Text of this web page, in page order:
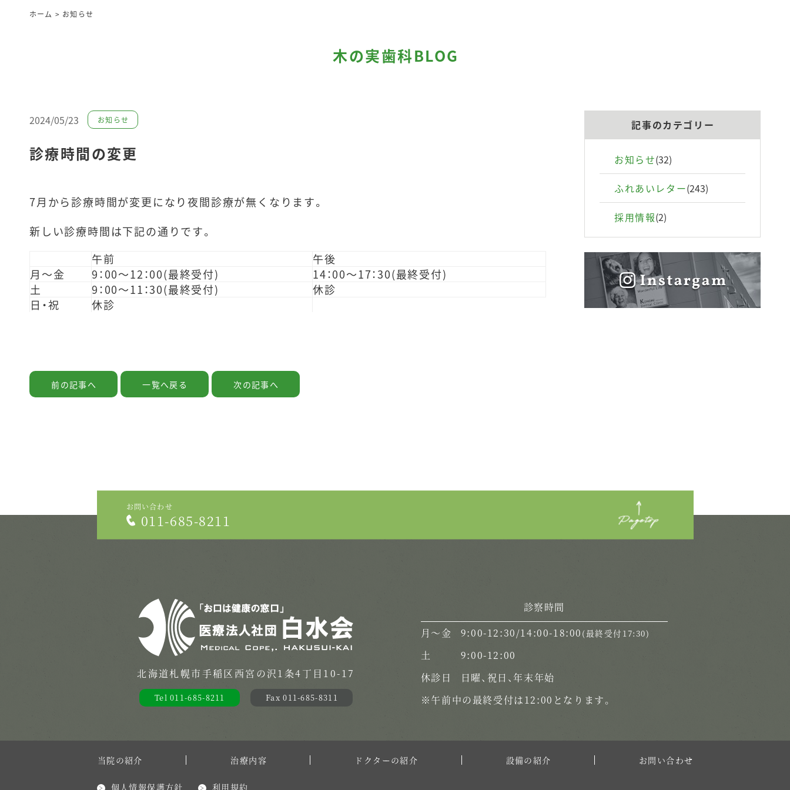
治療内容
設備の紹介
ホーム > お知らせ
木の実歯科BLOG
2024/05/23 お知らせ
診療時間の変更
7月から診療時間が変更になり夜間診療が無くなります。
新しい診療時間は下記の通りです。
午前
午後
月～金
9：00～12：00(最終受付)
14：00～17：30(最終受付)
土
9：00～11：30(最終受付)
休診
日・祝
休診
前の記事へ 一覧へ戻る 次の記事へ
記事のカテゴリー
お知らせ(32)
ふれあいレター(243)
採用情報(2)
お問い合わせ
011-685-8211
北海道札幌市手稲区西宮の沢1条4丁目10-17
Tel 011-685-8211 Fax 011-685-8311
診察時間
月〜金
9:00-12:30/14:00-18:00 (最終受付17:30)
土
9:00-12:00
休診日
日曜、祝日、年末年始
※午前中の最終受付は12:00となります。
当院の紹介 治療内容 ドクターの紹介 設備の紹介 お問い合わせ
個人情報保護方針 利用規約